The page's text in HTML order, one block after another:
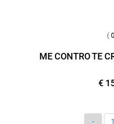
(0
ME CONTRO TE
€